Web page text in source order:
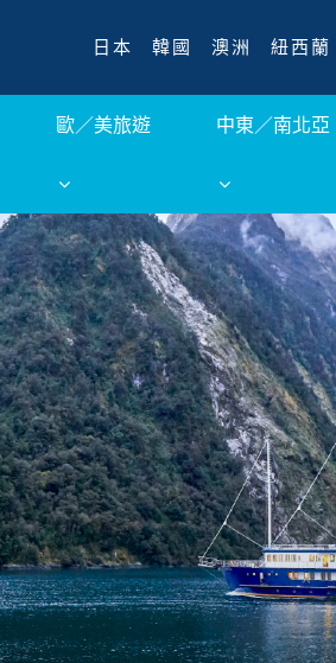
日本 韓國 澳洲 紐西蘭
歐／美旅遊 中東／南北亞